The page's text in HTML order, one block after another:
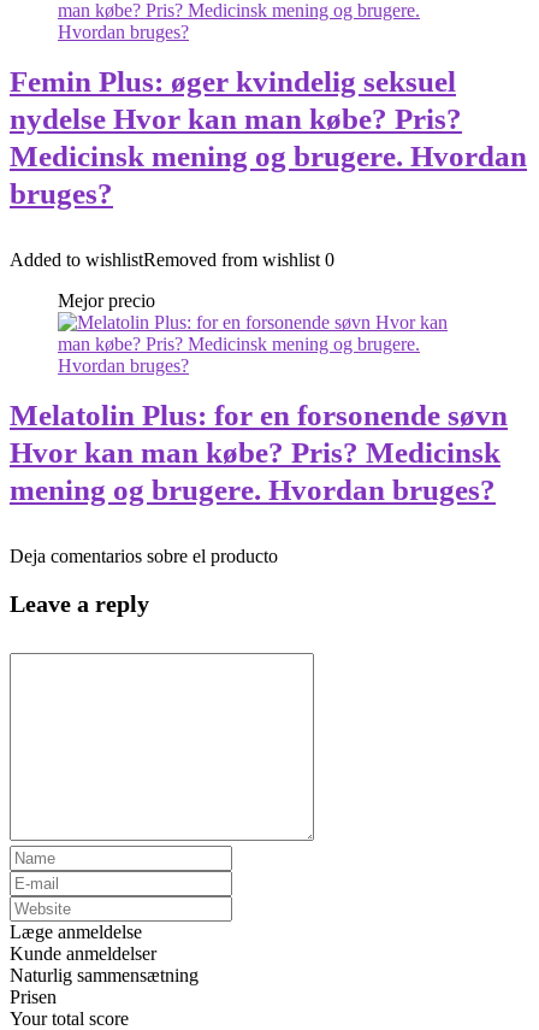
Femin Plus: øger kvindelig seksuel
nydelse Hvor kan man købe? Pris?
Medicinsk mening og brugere. Hvordan
bruges?
Added to wishlistRemoved from wishlist 0
Mejor precio
Melatolin Plus: for en forsonende søvn
Hvor kan man købe? Pris? Medicinsk
mening og brugere. Hvordan bruges?
Deja comentarios sobre el producto
Leave a reply
Læge anmeldelse
Kunde anmeldelser
Naturlig sammensætning
Prisen
Your total score